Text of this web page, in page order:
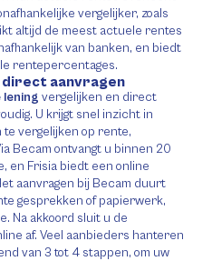
vergelijker, zoals
altijd de meest actuele rentes
van banken, en biedt
rentepercentages.
direct aanvragen
vergelijken en direct
U krijgt snel inzicht in
vergelijken op rente,
Becam ontvangt u binnen 20
en Frisia biedt een online
aanvragen bij Becam duurt
gesprekken of papierwerk,
Na akkoord sluit u de
af. Veel aanbieders hanteren
van 3 tot 4 stappen, om uw